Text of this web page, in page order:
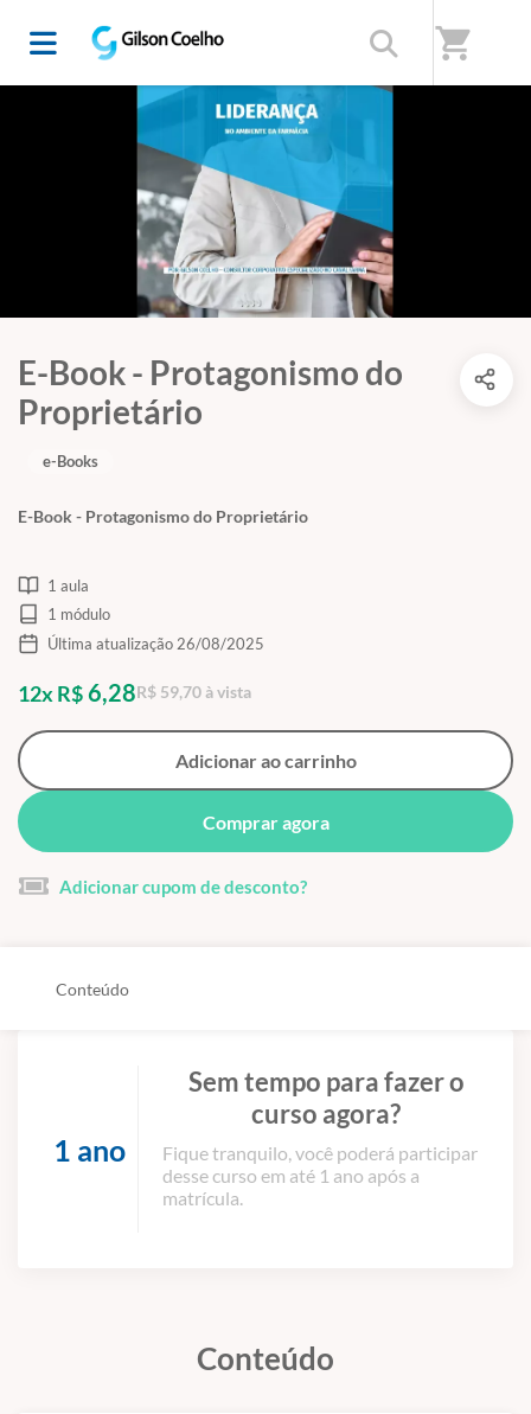
shopping_cart
E-Book - Protagonismo do
Proprietário
E-Book - Protagonismo do Proprietário
e-Books
1 aula
1 módulo
Última atualização 26/08/2025
12x R$6,28R$ 59,70 à vista
Adicionar ao carrinho
Comprar agora
Adicionar cupom de desconto?
Conteúdo
1 ano
Sem tempo para fazer o
curso agora?
Fique tranquilo, você poderá participar
desse curso em até 1 ano após a
matrícula.
Conteúdo